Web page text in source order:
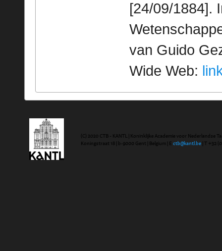
[24/09/1884].
van Guido
Wide Web:
(C) 2020 CTB - KANTL | Koninklijke Academie voor Nederlandse
Koningstraat 18 | b-9000 Gent | Belgium | E ctb@kantl.be | T +32